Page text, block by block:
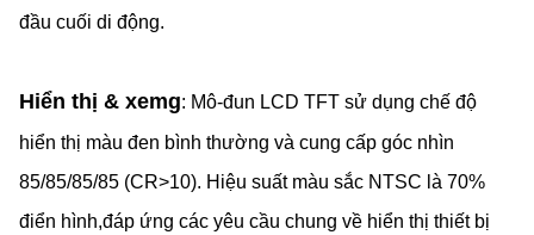
đầu cuối di động.
Hiển thị & xemg: Mô-đun LCD TFT sử dụng chế độ
hiển thị màu đen bình thường và cung cấp góc nhìn
85/85/85/85 (CR>10). Hiệu suất màu sắc NTSC là 70%
điển hình,đáp ứng các yêu cầu chung về hiển thị thiết bị